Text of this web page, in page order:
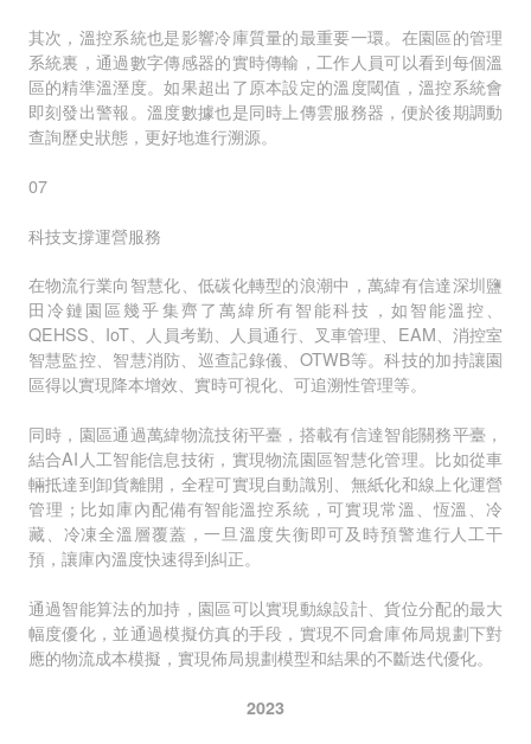
其次，溫控系統也是影響冷庫質量的最重要一環。在園區的管理
系統裏，通過數字傳感器的實時傳輸，工作人員可以看到每個溫
區的精準溫溼度。如果超出了原本設定的溫度閾值，溫控系統會
即刻發出警報。溫度數據也是同時上傳雲服務器，便於後期調動
查詢歷史狀態，更好地進行溯源。
07
科技支撐運營服務
在物流行業向智慧化、低碳化轉型的浪潮中，萬緯有信達深圳鹽
田冷鏈園區幾乎集齊了萬緯所有智能科技，如智能溫控、
QEHSS、IoT、人員考勤、人員通行、叉車管理、EAM、消控室
智慧監控、智慧消防、巡查記錄儀、OTWB等。科技的加持讓園
區得以實現降本增效、實時可視化、可追溯性管理等。
同時，園區通過萬緯物流技術平臺，搭載有信達智能關務平臺，
結合AI人工智能信息技術，實現物流園區智慧化管理。比如從車
輛抵達到卸貨離開，全程可實現自動識別、無紙化和線上化運營
管理；比如庫內配備有智能溫控系統，可實現常溫、恆溫、冷
藏、冷凍全溫層覆蓋，一旦溫度失衡即可及時預警進行人工干
預，讓庫內溫度快速得到糾正。
通過智能算法的加持，園區可以實現動線設計、貨位分配的最大
幅度優化，並通過模擬仿真的手段，實現不同倉庫佈局規劃下對
應的物流成本模擬，實現佈局規劃模型和結果的不斷迭代優化。
2023